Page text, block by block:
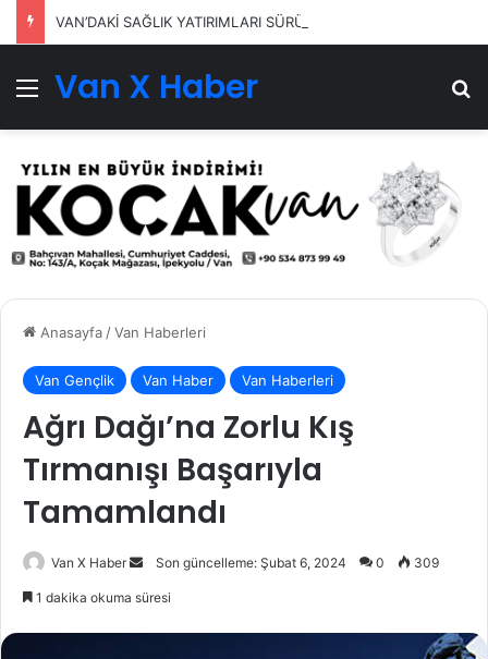
VAN’DAKİ SAĞLIK YATIRIMLARI SÜRÜYOR
Menü
Van X Haber
Anasayfa/Van Haberleri
Van Gençlik Van Haber Van Haberleri
Ağrı Dağı’na Zorlu Kış
Tırmanışı Başarıyla
Tamamlandı
Van X Haber
BirSon güncelleme: Şubat 6, 2024 0 309
1 dakika okuma süresi